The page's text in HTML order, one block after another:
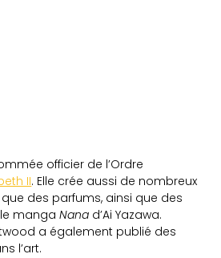
officier de l’Ordre
II. Elle crée aussi de nombreux
des parfums, ainsi que des
mangaNana d’Ai Yazawa.
a également publié des
l’art.